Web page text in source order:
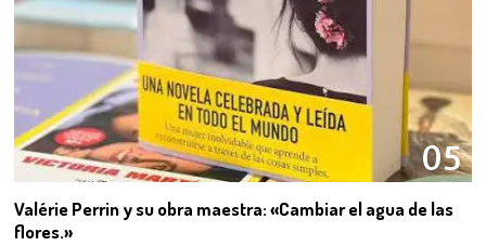
05
Valérie Perrin y su obra maestra: «Cambiar el agua de las
flores.»